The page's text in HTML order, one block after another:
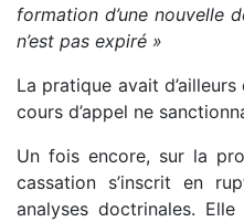
formation d’une nouvelle
n’est pas expiré »
La pratique avait
cours d’appel ne
Un fois encore, sur la
cassation s’inscrit en
analyses doctrinales.